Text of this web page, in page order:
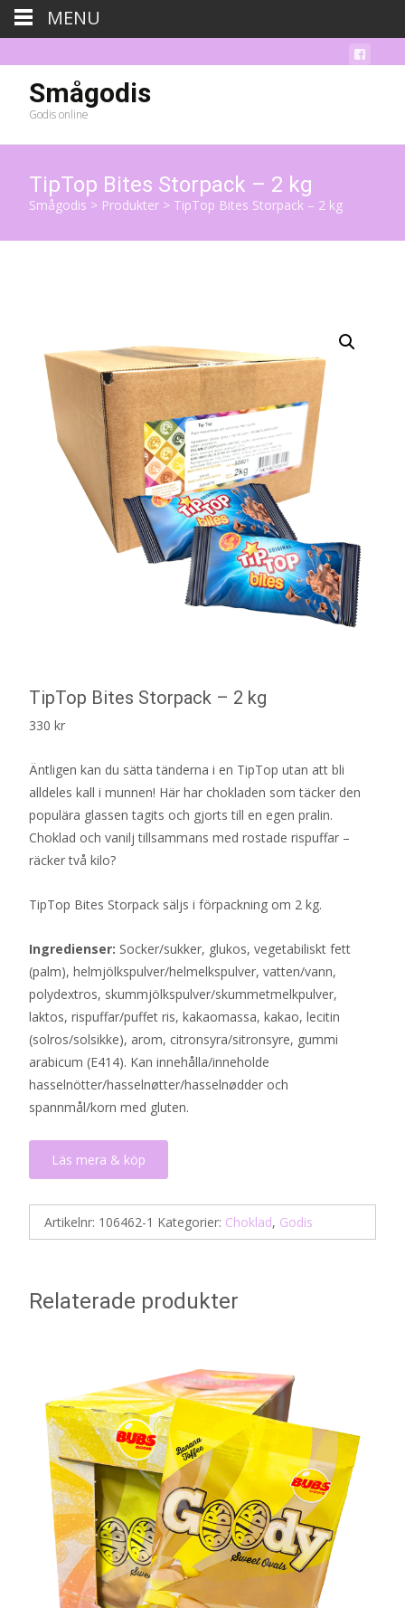
Smågodis
Godis online
TipTop Bites Storpack – 2 kg
Smågodis > Produkter > TipTop Bites Storpack – 2 kg
TipTop Bites Storpack – 2 kg
330 kr
Äntligen kan du sätta tänderna i en TipTop utan att bli
alldeles kall i munnen! Här har chokladen som täcker den
populära glassen tagits och gjorts till en egen pralin.
Choklad och vanilj tillsammans med rostade rispuffar –
räcker två kilo?
TipTop Bites Storpack säljs i förpackning om 2 kg.
Ingredienser: Socker/sukker, glukos, vegetabiliskt fett
(palm), helmjölkspulver/helmelkspulver, vatten/vann,
polydextros, skummjölkspulver/skummetmelkpulver,
laktos, rispuffar/puffet ris, kakaomassa, kakao, lecitin
(solros/solsikke), arom, citronsyra/sitronsyre, gummi
arabicum (E414). Kan innehålla/inneholde
hasselnötter/hasselnøtter/hasselnødder och
spannmål/korn med gluten.
Läs mera & köp
Artikelnr: 106462-1 Kategorier: Choklad, Godis
Relaterade produkter
MENU